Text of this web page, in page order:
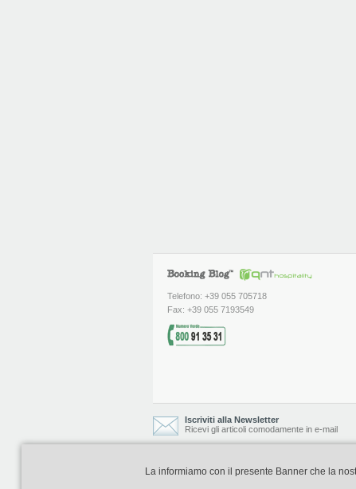
Telefono: +39 055 705718
Fax: +39 055 7193549
Iscriviti alla Newsletter
Ricevi gli articoli comodamente in e-mail
Booking Blog è realizzato e curato da
La informiamo con il presente Banner che la